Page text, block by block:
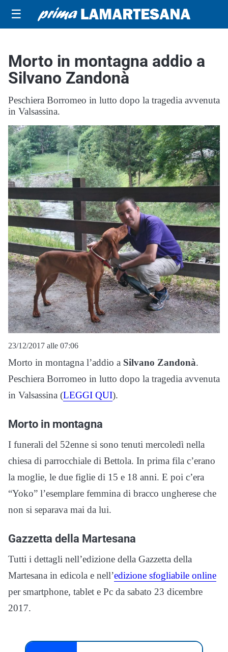
☰
Morto in montagna addio a
Silvano Zandonà
Peschiera Borromeo in lutto dopo la tragedia avvenuta
in Valsassina.
23/12/2017 alle 07:06
Morto in montagna l’addio a Silvano Zandonà.
Peschiera Borromeo in lutto dopo la tragedia avvenuta
in Valsassina (LEGGI QUI).
Morto in montagna
I funerali del 52enne si sono tenuti mercoledì nella
chiesa di parrocchiale di Bettola. In prima fila c’erano
la moglie, le due figlie di 15 e 18 anni. E poi c’era
“Yoko” l’esemplare femmina di bracco ungherese che
non si separava mai da lui.
Gazzetta della Martesana
Tutti i dettagli nell’edizione della Gazzetta della
Martesana in edicola e nell’edizione sfogliabile online
per smartphone, tablet e Pc da sabato 23 dicembre
2017.